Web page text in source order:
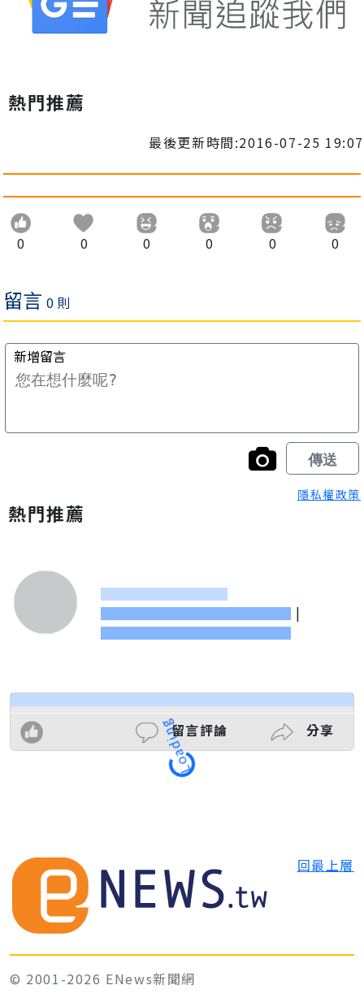
熱門推薦
最後更新時間:2016-07-25 19:07
0 0 0 0 0 0
隱私權政策
熱門推薦
|
留言評論 分享
Loading
回最上層
© 2001-2026 ENews新聞網